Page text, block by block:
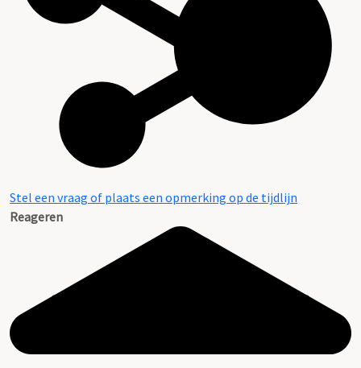
Literatuur en verwante collecties
Inventaris
Stel een vraag of plaats een opmerking op de tijdlijn
Reageren